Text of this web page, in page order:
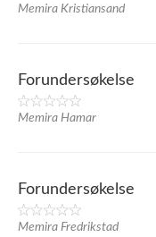
Memira Kristiansand
Forundersøkelse
Memira Hamar
Forundersøkelse
Memira Fredrikstad